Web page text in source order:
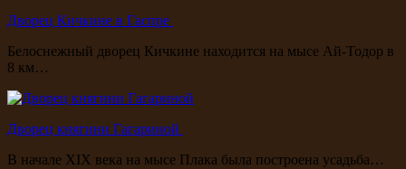
Дворец Кичкине в Гаспре
Белоснежный дворец Кичкине находится на мысе Ай-Тодор в
8 км…
Дворец княгини Гагариной
В начале XIX века на мысе Плака была построена усадьба…